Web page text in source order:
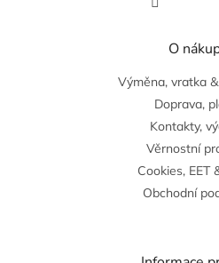
O
Výměna, vratka
Doprava,
Kontakty,
Věrnostní
Cookies, EET
Obchodní